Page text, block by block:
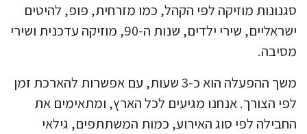
סגנונות מוזיקה לפי הקהל, כמו מזרחית, פופ, להיטים
ישראליים, שירי ילדים, שנות ה-90, מוזיקה עדכנית ושירי
מסיבה.
משך ההפעלה הוא כ-3 שעות, עם אפשרות להארכת זמן
לפי הצורך. אנחנו מגיעים לכל הארץ, ומתאימים את
החבילה לפי סוג האירוע, כמות המשתתפים, גילאי